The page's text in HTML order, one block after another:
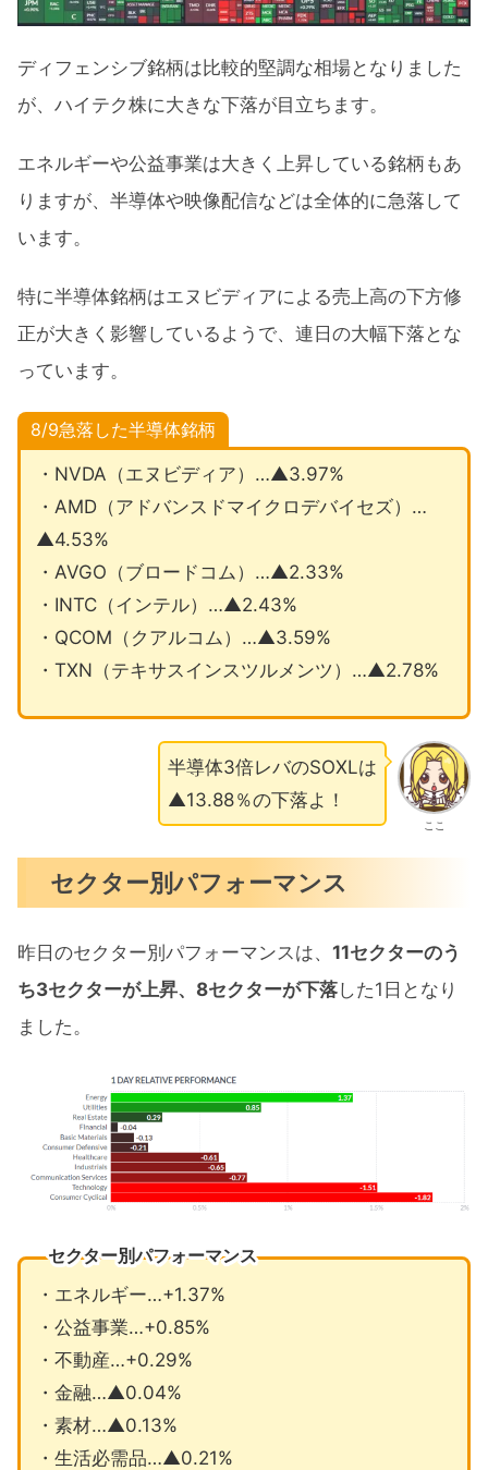
ディフェンシブ銘柄は比較的堅調な相場となりました
が、ハイテク株に大きな下落が目立ちます。
エネルギーや公益事業は大きく上昇している銘柄もあ
りますが、半導体や映像配信などは全体的に急落して
います。
特に半導体銘柄はエヌビディアによる売上高の下方修
正が大きく影響しているようで、連日の大幅下落とな
っています。
8/9急落した半導体銘柄
・NVDA（エヌビディア）…▲3.97%
・AMD（アドバンスドマイクロデバイセズ）…
▲4.53%
・AVGO（ブロードコム）…▲2.33%
・INTC（インテル）…▲2.43%
・QCOM（クアルコム）…▲3.59%
・TXN（テキサスインスツルメンツ）…▲2.78%
ここ
半導体3倍レバのSOXLは
▲13.88％の下落よ！
セクター別パフォーマンス
昨日のセクター別パフォーマンスは、 11セクターのう
ち3セクターが上昇、8セクターが下落した1日となり
ました。
セクター別パフォーマンス
・エネルギー…+1.37%
・公益事業…+0.85%
・不動産…+0.29%
・金融…▲0.04%
・素材…▲0.13%
・生活必需品…▲0.21%